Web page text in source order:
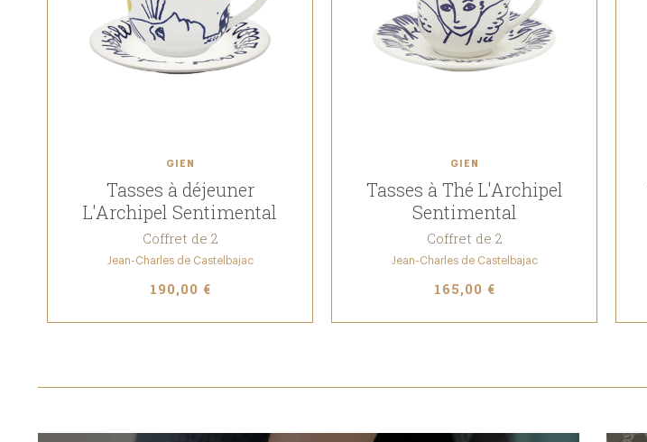
GIEN
Tasses à déjeuner
L'Archipel Sentimental
Coffret de 2
Jean-Charles de Castelbajac
190,00 €
GIEN
Tasses à Thé L'Archipel
Sentimental
Coffret de 2
Jean-Charles de Castelbajac
165,00 €